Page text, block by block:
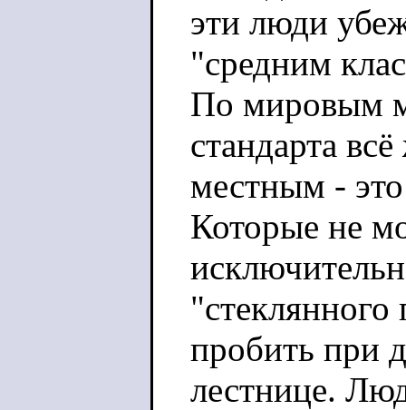
эти люди
"средним
По мировым
стандарта
местным -
Которые не
пробить при
лестнице.